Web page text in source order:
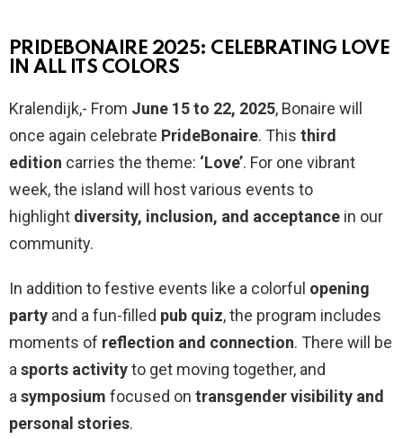
PRIDEBONAIRE 2025: CELEBRATING LOVE
IN ALL ITS COLORS
Kralendijk,- From June 15 to 22, 2025, Bonaire will
once again celebrate PrideBonaire. This third
edition carries the theme: ‘Love’. For one vibrant
week, the island will host various events to
highlight diversity, inclusion, and acceptance in our
community.
In addition to festive events like a colorful opening
party and a fun-filled pub quiz, the program includes
moments of reflection and connection. There will be
a sports activityto get moving together, and
a symposium focused on transgender visibility and
personal stories.